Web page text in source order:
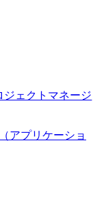
ジェクトマネージ
アプリケーショ